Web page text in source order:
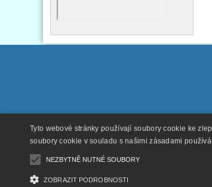
Tyto webové stránky používají soubory cookie ke
soubory cookie v souladu s našimi zásadami
NEZBYTNĚ NUTNÉ SOUBORY
ZOBRAZIT PODROBNOSTI